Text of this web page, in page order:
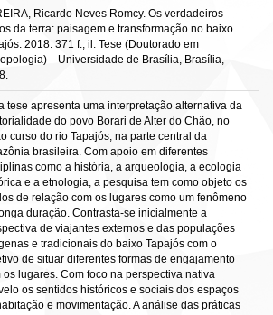
Ricardo Neves Romcy. Os verdadeiros
da terra: paisagem e transformação no baixo
2018. 371 f., il. Tese (Doutorado em
de Brasília, Brasília,
tese apresenta uma interpretação alternativa da
do povo Borari de Alter do Chão, no
curso do rio Tapajós, na parte central da
brasileira. Com apoio em diferentes
como a história, a arqueologia, a ecologia
e a etnologia, a pesquisa tem como objeto os
de relação com os lugares como um fenômeno
duração. Contrasta-se inicialmente a
de viajantes externos e das populações
e tradicionais do baixo Tapajós com o
de situar diferentes formas de engajamento
os lugares. Com foco na perspectiva nativa
os sentidos históricos e sociais dos espaços
e movimentação. A análise das práticas